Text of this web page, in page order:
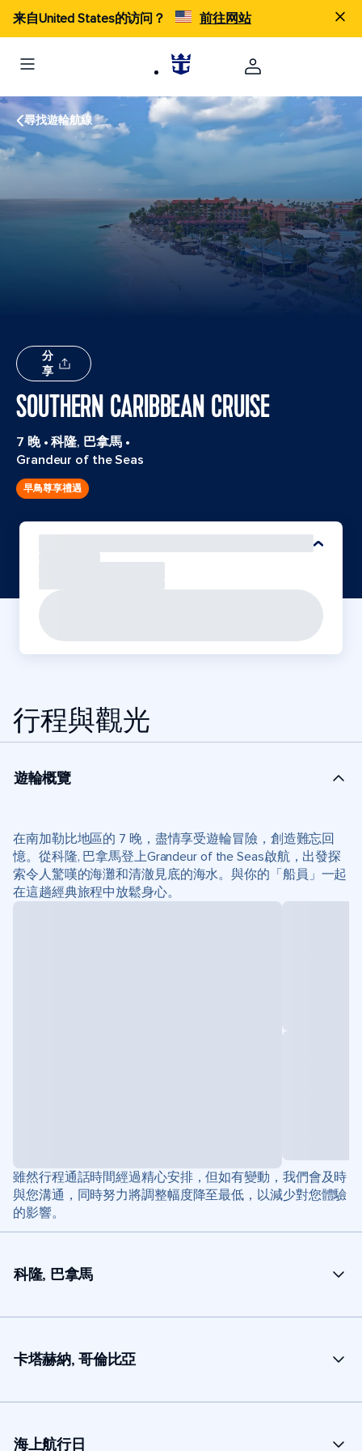
来自United States的访问？ 前往网站
尋找遊輪航線
分
享
SOUTHERN CARIBBEAN CRUISE
7 晚•科隆, 巴拿馬•
Grandeur of the Seas
早鳥尊享禮遇
行程與觀光
遊輪概覽
在南加勒比地區的 7 晚，盡情享受遊輪冒險，創造難忘回
憶。從科隆, 巴拿馬登上Grandeur of the Seas啟航，出發探
索令人驚嘆的海灘和清澈見底的海水。與你的「船員」一起
在這趟經典旅程中放鬆身心。
雖然行程通話時間經過精心安排，但如有變動，我們會及時
與您溝通，同時努力將調整幅度降至最低，以減少對您體驗
的影響。
科隆, 巴拿馬
卡塔赫納, 哥倫比亞
海上航行日